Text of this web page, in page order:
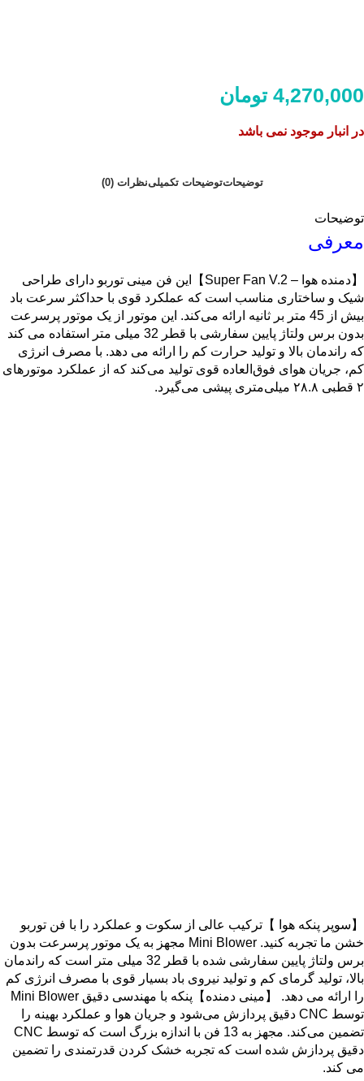
4,270,000 تومان
در انبار موجود نمی باشد
توضیحاتتوضیحات تکمیلینظرات (0)
توضیحات
معرفی
【دمنده هوا – Super Fan V.2】این فن مینی توربو دارای طراحی
شیک و ساختاری مناسب است که عملکرد قوی با حداکثر سرعت باد
بیش از 45 متر بر ثانیه ارائه می‌کند. این موتور از یک موتور پرسرعت
بدون برس ولتاژ پایین سفارشی با قطر 32 میلی متر استفاده می کند
که راندمان بالا و تولید حرارت کم را ارائه می دهد. با مصرف انرژی
کم، جریان هوای فوق‌العاده قوی تولید می‌کند که از عملکرد موتورهای
۲ قطبی ۲۸.۸ میلی‌متری پیشی می‌گیرد.
【سوپر پنکه هوا 】ترکیب عالی از سکوت و عملکرد را با فن توربو
خشن ما تجربه کنید. Mini Blower مجهز به یک موتور پرسرعت بدون
برس ولتاژ پایین سفارشی شده با قطر 32 میلی متر است که راندمان
بالا، تولید گرمای کم و تولید نیروی باد بسیار قوی با مصرف انرژی کم
را ارائه می دهد. 【مینی دمنده】پنکه با مهندسی دقیق Mini Blower
توسط CNC دقیق پردازش می‌شود و جریان هوا و عملکرد بهینه را
تضمین می‌کند. مجهز به 13 فن با اندازه بزرگ است که توسط CNC
دقیق پردازش شده است که تجربه خشک کردن قدرتمندی را تضمین
می کند.